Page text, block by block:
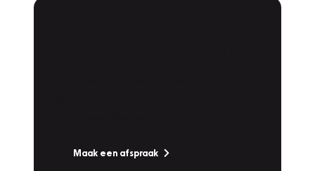
Maak een afspraak